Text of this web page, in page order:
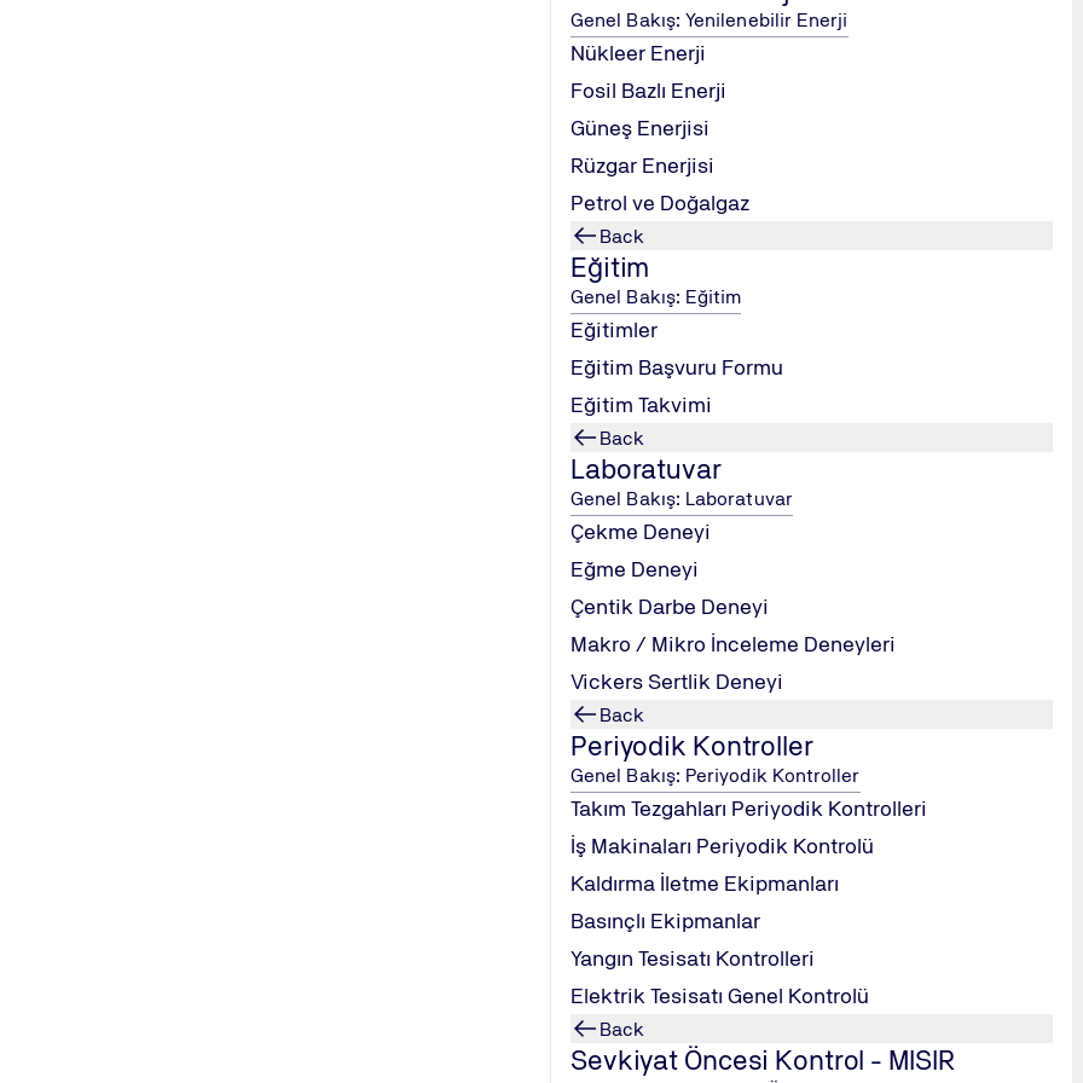
Genel Bakış: Yenilenebilir Enerji
Nükleer Enerji
Fosil Bazlı Enerji
Güneş Enerjisi
Rüzgar Enerjisi
Petrol ve Doğalgaz
Back
Eğitim
Genel Bakış: Eğitim
Eğitimler
Eğitim Başvuru Formu
Eğitim Takvimi
Back
Laboratuvar
Genel Bakış: Laboratuvar
Çekme Deneyi
Eğme Deneyi
Çentik Darbe Deneyi
Makro / Mikro İnceleme Deneyleri
Vickers Sertlik Deneyi
Back
Periyodik Kontroller
Genel Bakış: Periyodik Kontroller
Takım Tezgahları Periyodik Kontrolleri
İş Makinaları Periyodik Kontrolü
Kaldırma İletme Ekipmanları
Basınçlı Ekipmanlar
Yangın Tesisatı Kontrolleri
Elektrik Tesisatı Genel Kontrolü
Back
Sevkiyat Öncesi Kontrol - MISIR
Farklı ekonomik analiz yöntemlerini kullanarak proje karşılaştırması yapma.
TÜV NORD'un enerji yönetimi denetimlerinde enerji verimli tasarım projelerinin nasıl değerlendirildiği.
Proje, Ar-Ge, tesis yönetimi, bakım ve satın alma departmanlarında çalışan mühendisler ve yöneticiler.
Enerji verimliliği projelerinin planlanması, uygulanması ve finansal analizinden sorumlu tüm profesyoneller.
Eğitim sonunda yapılacak sınavda başarılı olan katılımcılaraTÜV NORD KATILIM SERTİFİKASI